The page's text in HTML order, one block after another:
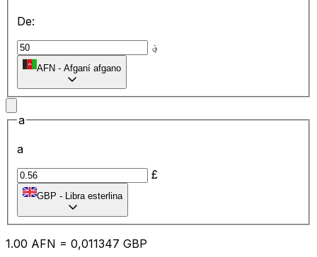
De:
؋
AFN - Afganí afgano
a
a
£
GBP - Libra esterlina
1.00 AFN = 0,011347 GBP